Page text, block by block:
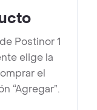
Postinor 1
elige la
el
“Agregar”.